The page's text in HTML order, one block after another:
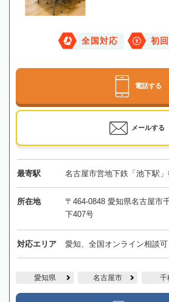
全国対応 初
電話する
メールする
最寄駅 名古屋市営地下鉄「池下駅
所在地
〒464-0848 愛知県名古屋市
下407号
対応エリア 愛知、全国オンライン相談可
愛知県 名古屋市 千